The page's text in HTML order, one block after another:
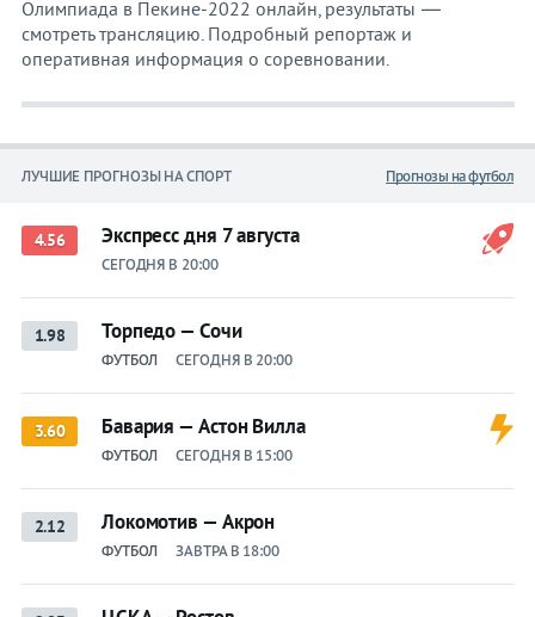
Олимпиада в Пекине-2022 онлайн, результаты —
смотреть трансляцию. Подробный репортаж и
оперативная информация о соревновании.
ЛУЧШИЕ ПРОГНОЗЫ НА СПОРТ Прогнозы на футбол
4.56 Экспресс дня 7 августа
СЕГОДНЯ В 20:00
1.98 Торпедо — Сочи
ФУТБОЛ СЕГОДНЯ В 20:00
3.60 Бавария — Астон Вилла
ФУТБОЛ СЕГОДНЯ В 15:00
2.12 Локомотив — Акрон
ФУТБОЛ ЗАВТРА В 18:00